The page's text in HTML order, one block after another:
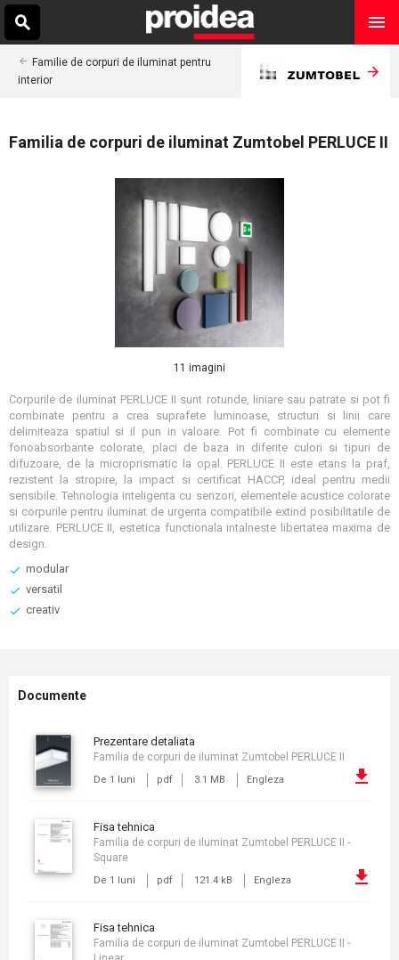
Familie de corpuri de iluminat pentru
interior
Familia de corpuri de iluminat Zumtobel PERLUCE II
11 imagini
Corpurile de iluminat PERLUCE II sunt rotunde, liniare sau patrate si pot fi
combinate pentru a crea suprafete luminoase, structuri si linii care
delimiteaza spatiul si il pun in valoare. Pot fi combinate cu elemente
fonoabsorbante colorate, placi de baza in diferite culori si tipuri de
difuzoare, de la microprismatic la opal. PERLUCE II este etans la praf,
rezistent la stropire, la impact si certificat HACCP, ideal pentru medii
sensibile. Tehnologia inteligenta cu senzori, elementele acustice colorate
si corpurile pentru iluminat de urgenta compatibile extind posibilitatile de
utilizare. PERLUCE II, estetica functionala intalneste libertatea maxima de
design.
modular
versatil
creativ
Documente
prezentare detaliata
De 1 luni pdf 3.1 MB Engleza
Familia de corpuri de iluminat Zumtobel PERLUCE II
fisa tehnica
De 1 luni pdf 121.4 kB Engleza
Familia de corpuri de iluminat Zumtobel PERLUCE II -
Square
fisa tehnica
Familia de corpuri de iluminat Zumtobel PERLUCE II -